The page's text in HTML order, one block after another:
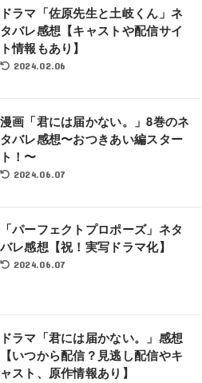
ドラマ「佐原先生と土岐くん」ネ
タバレ感想【キャストや配信サイ
ト情報もあり】
2024.02.06
漫画「君には届かない。」8巻のネ
タバレ感想〜おつきあい編スター
ト！〜
2024.06.07
「パーフェクトプロポーズ」ネタ
バレ感想【祝！実写ドラマ化】
2024.06.07
ドラマ「君には届かない。」感想
【いつから配信？見逃し配信やキ
ャスト、原作情報あり】